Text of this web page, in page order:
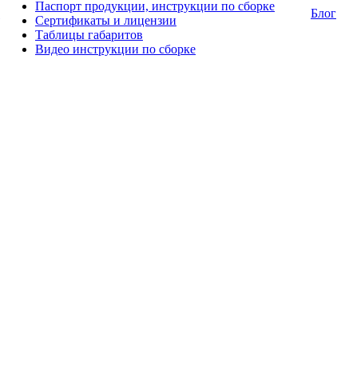
Паспорт продукции, инструкции по сборке
Сертификаты и лицензии
Таблицы габаритов
Видео инструкции по сборке
Блог